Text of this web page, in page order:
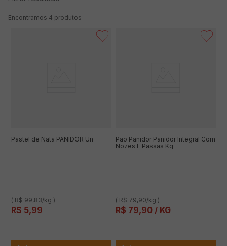
4 produtos
Pastel de Nata PANIDOR Un
( R$ 99,83/kg )
R$ 5,99
Pão Panidor Panidor Integral Com
Nozes E Passas Kg
( R$ 79,90/kg )
R$ 79,90 / KG